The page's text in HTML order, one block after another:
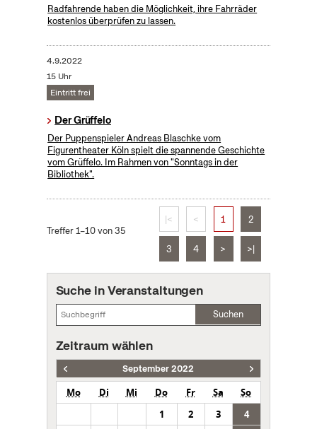
Radfahrende haben die Möglichkeit, ihre Fahrräder
kostenlos überprüfen zu lassen.
4.9.2022
15 Uhr
Eintritt frei
Der Grüffelo
Der Puppenspieler Andreas Blaschke vom
Figurentheater Köln spielt die spannende Geschichte
vom Grüffelo. Im Rahmen von "Sonntags in der
Bibliothek".
Treffer 1–10 von 35
|< < 1 2
3 4 > >|
Suche in Veranstaltungen
Suchen
Zeitraum wählen
September 2022
Mo Di Mi Do Fr Sa
So
1
2 3
4